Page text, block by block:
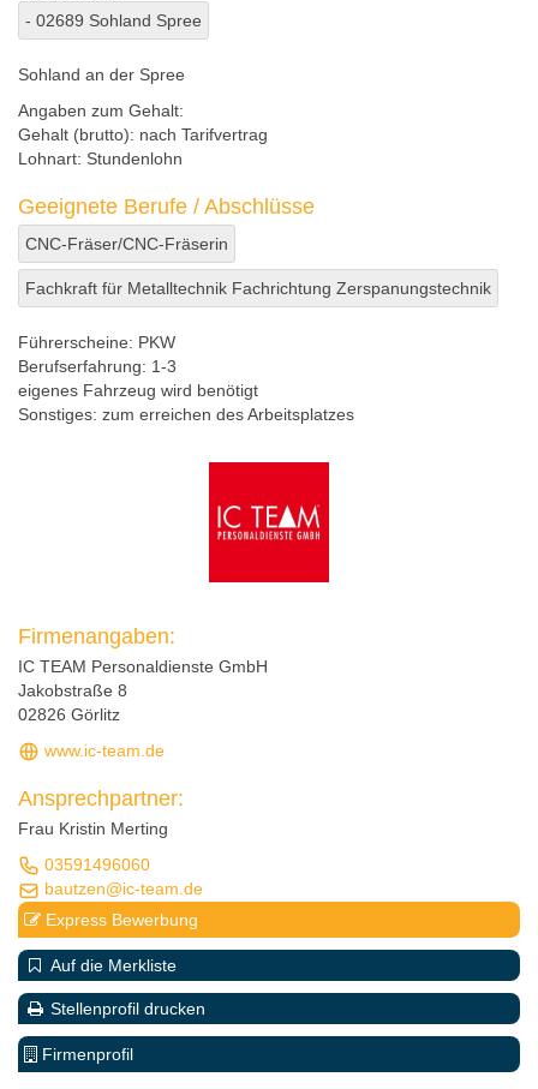
- 02689 Sohland Spree
Sohland an der Spree
Angaben zum Gehalt:
Gehalt (brutto): nach Tarifvertrag
Lohnart: Stundenlohn
Geeignete Berufe / Abschlüsse
CNC-Fräser/CNC-Fräserin
Fachkraft für Metalltechnik Fachrichtung Zerspanungstechnik
Führerscheine: PKW
Berufserfahrung: 1-3
eigenes Fahrzeug wird benötigt
Sonstiges: zum erreichen des Arbeitsplatzes
Firmenangaben:
IC TEAM Personaldienste GmbH
Jakobstraße 8
02826 Görlitz
www.ic-team.de
Ansprechpartner:
Frau Kristin Merting
03591496060
bautzen@ic-team.de
Express Bewerbung
Auf die Merkliste
Stellenprofil drucken
Firmenprofil